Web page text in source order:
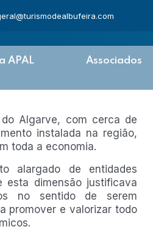
APAL Associados
Algarve, com cerca de
instalada na região,
toda a economia.
alargado de entidades
esta dimensão justificava
no sentido de serem
promover e valorizar todo